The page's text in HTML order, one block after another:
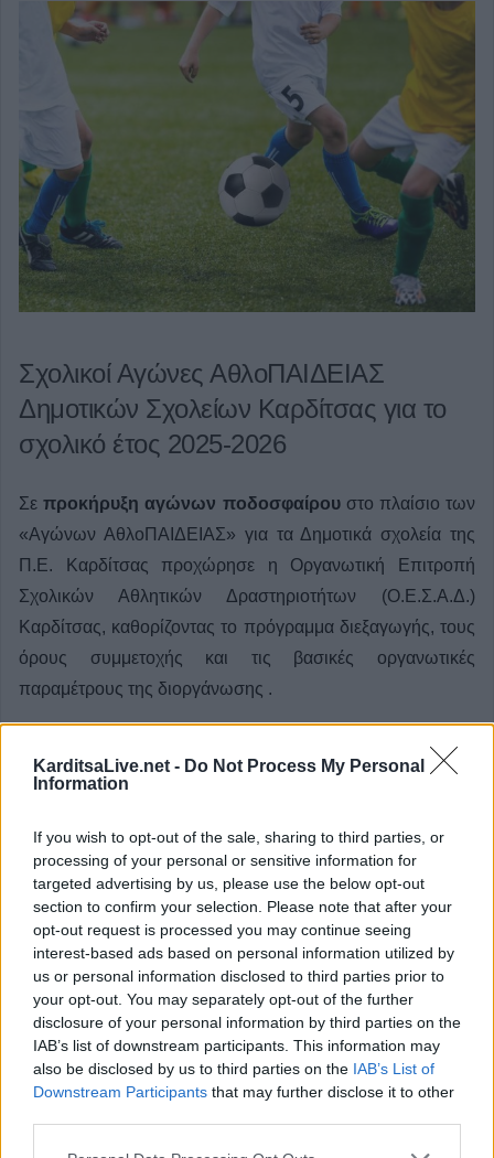
KarditsaLive.net - Do Not Process My Personal
Information
If you wish to opt-out of the sale, sharing to third parties, or
processing of your personal or sensitive information for
targeted advertising by us, please use the below opt-out
section to confirm your selection. Please note that after your
opt-out request is processed you may continue seeing
interest-based ads based on personal information utilized by
us or personal information disclosed to third parties prior to
your opt-out. You may separately opt-out of the further
disclosure of your personal information by third parties on the
IAB’s list of downstream participants. This information may
also be disclosed by us to third parties on the IAB’s List of
Downstream Participants that may further disclose it to other
Σχολικοί Αγώνες ΑθλοΠΑΙΔΕΙΑΣ
Δημοτικών Σχολείων Καρδίτσας για το
σχολικό έτος 2025-2026
Σεπροκήρυξη αγώνων ποδοσφαίρουστο πλαίσιο των
«Αγώνων ΑθλοΠΑΙΔΕΙΑΣ» για τα Δημοτικά σχολεία της
Π.Ε. Καρδίτσας προχώρησε η Οργανωτική Επιτροπή
Σχολικών Αθλητικών Δραστηριοτήτων (Ο.Ε.Σ.Α.Δ.)
Καρδίτσας, καθορίζοντας το πρόγραμμα διεξαγωγής, τους
όρους συμμετοχής και τις βασικές οργανωτικές
παραμέτρους της διοργάνωσης .
5 Μαΐου 2026, 08:47